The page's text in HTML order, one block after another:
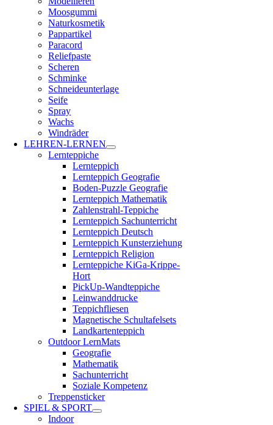
Moosgummi
Naturkosmetik
Pappartikel
Paracord
Reliefpaste
Scheren
Schminke
Schneideunterlage
Seife
Spray
Wachs
Windräder
LEHREN-LERNEN
Lernteppiche
Lernteppich
Lernteppich Geografie
Boden-Puzzle Geografie
Lernteppich Mathematik
Zahlenstrahl-Teppiche
Lernteppich Sachunterricht
Lernteppich Deutsch
Lernteppich Kunsterziehung
Lernteppich Religion
Lernteppiche KiGa-Krippe-
Hort
PickUp-Wandteppiche
Leinwanddrucke
Teppichfliesen
Magnetische Schultafelsets
Landkartenteppich
Outdoor LernMats
Geografie
Mathematik
Sachunterricht
Soziale Kompetenz
Treppensticker
SPIEL & SPORT
Indoor